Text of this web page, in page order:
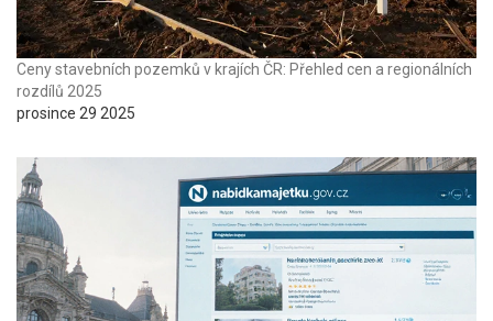
Ceny stavebních pozemků v krajích ČR: Přehled cen a regionálních
rozdílů 2025
prosince 29 2025